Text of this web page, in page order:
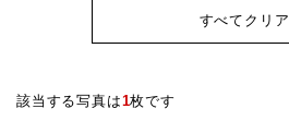
すべてクリア
該当する写真は1枚です